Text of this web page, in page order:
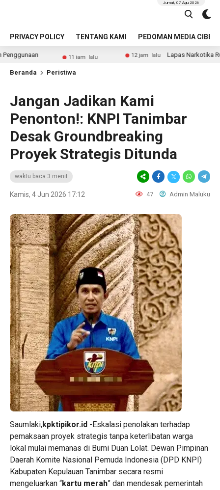
PRIVACY POLICY TENTANG KAMI PEDOMAN MEDIA CIBER
Jumat, 07 Agu 2026
11 jam lalu 12 jam lalu Lapas Narkotika Rumbai Gelar
Beranda Peristiwa
​Jangan Jadikan Kami
Penonton!: KNPI Tanimbar
Desak Groundbreaking
Proyek Strategis Ditunda
waktu baca 3 menit
Kamis, 4 Jun 2026 17:12 47 Admin Maluku
Saumlaki,kpktipikor.id -Eskalasi penolakan terhadap
pemaksaan proyek strategis tanpa keterlibatan warga
lokal mulai memanas di Bumi Duan Lolat. Dewan Pimpinan
Daerah Komite Nasional Pemuda Indonesia (DPD KNPI)
Kabupaten Kepulauan Tanimbar secara resmi
mengeluarkan “kartu merah” dan mendesak pemerintah